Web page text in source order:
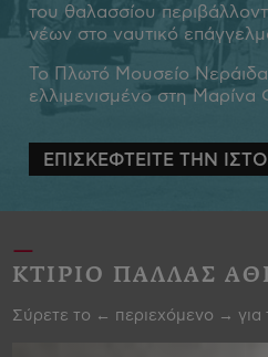
του θαλασσίου
νέων στο ναυτικό
Το Πλωτό Μουσείο Νεράιδα
ελλιμενισμένο στη Μαρίνα
ΕΠΙΣΚΕΦΤΕΙΤΕ ΤΗΝ
ΚΤΙΡΙΟ ΠΑΛΛΑΣ
Σύρετε το ← περιεχόμενο → για